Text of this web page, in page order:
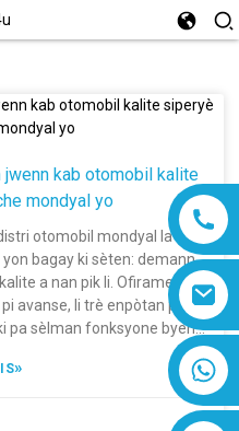
8618019377761
kab otomobil kalite
mondyal yo
otomobil mondyal la ap
bagay ki sèten: demann
a nan pik li. Ofiramezi
avanse, li trè enpòtan pou
pa sèlman fonksyone byen
yo. Men, ann onèt, jwenn
fasil pou manifaktirè yo ak
tankou monte desann nan
règleman strik, ak bezwen
»